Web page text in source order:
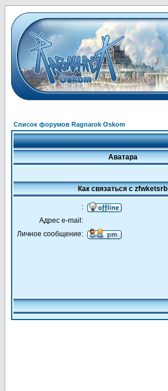
Список форумов Ragnarok Oskom
Аватара
Как связаться с zfwketsrb
:
Адрес e-mail:
Личное сообщение: